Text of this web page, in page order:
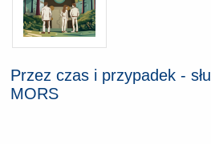
Przez czas i przypadek -
MORS